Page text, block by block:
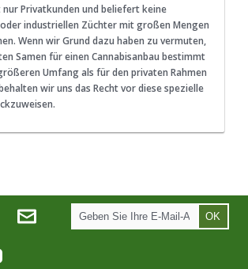
Privatkunden und beliefert keine
industriellen Züchter mit großen Mengen
Wenn wir Grund dazu haben zu vermuten,
Samen für einen Cannabisanbau bestimmt
Umfang als für den privaten Rahmen
wir uns das Recht vor diese spezielle
OK